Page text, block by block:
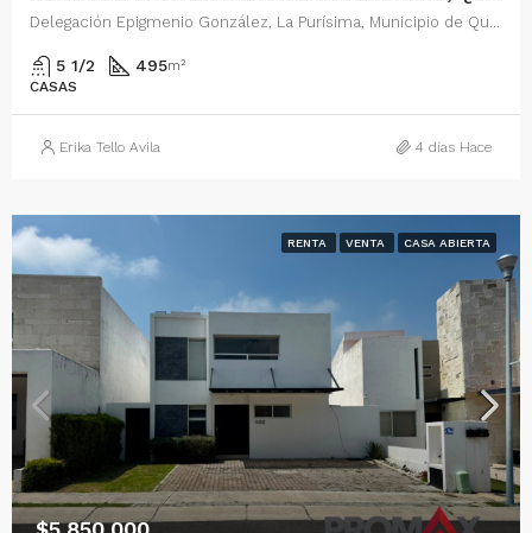
Delegación Epigmenio González, La Purísima, Municipio de Querétaro, Querétaro, 76146, México
5 1/2 495m²
CASAS
Erika Tello Avila 4 días Hace
RENTA VENTA CASA ABIERTA